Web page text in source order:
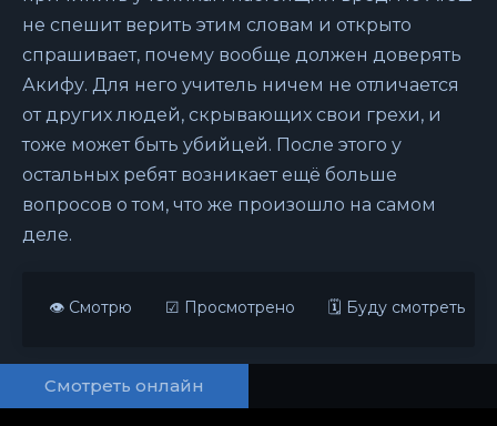
не спешит верить этим словам и открыто
спрашивает, почему вообще должен доверять
Акифу. Для него учитель ничем не отличается
от других людей, скрывающих свои грехи, и
тоже может быть убийцей. После этого у
остальных ребят возникает ещё больше
вопросов о том, что же произошло на самом
деле.
👁 Смотрю ☑ Просмотрено 🗓 Буду смотреть
Смотреть онлайн